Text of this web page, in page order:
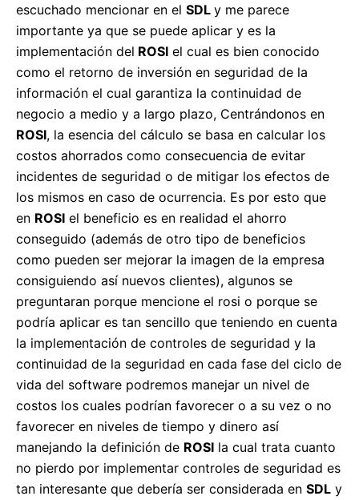
escuchado mencionar en el SDL y me parece
importante ya que se puede aplicar y es la
implementación del ROSI el cual es bien conocido
como el retorno de inversión en seguridad de la
información el cual garantiza la continuidad de
negocio a medio y a largo plazo, Centrándonos en
ROSI, la esencia del cálculo se basa en calcular los
costos ahorrados como consecuencia de evitar
incidentes de seguridad o de mitigar los efectos de
los mismos en caso de ocurrencia. Es por esto que
en ROSI el beneficio es en realidad el ahorro
conseguido (además de otro tipo de beneficios
como pueden ser mejorar la imagen de la empresa
consiguiendo así nuevos clientes), algunos se
preguntaran porque mencione el rosi o porque se
podría aplicar es tan sencillo que teniendo en cuenta
la implementación de controles de seguridad y la
continuidad de la seguridad en cada fase del ciclo de
vida del software podremos manejar un nivel de
costos los cuales podrían favorecer o a su vez o no
favorecer en niveles de tiempo y dinero así
manejando la definición de ROSI la cual trata cuanto
no pierdo por implementar controles de seguridad es
tan interesante que debería ser considerada en SDL y